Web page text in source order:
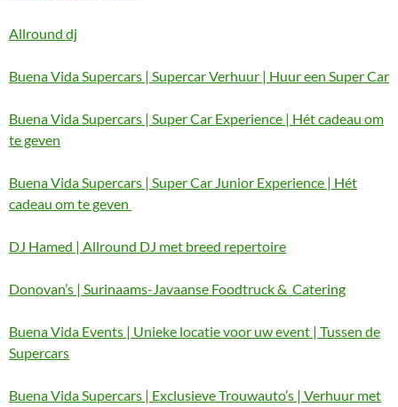
Allround dj
Buena Vida Supercars | Supercar Verhuur | Huur een Super Car
Buena Vida Supercars | Super Car Experience | Hét cadeau om
te geven
Buena Vida Supercars | Super Car Junior Experience | Hét
cadeau om te geven
DJ Hamed | Allround DJ met breed repertoire
Donovan’s | Surinaams-Javaanse Foodtruck & Catering
Buena Vida Events | Unieke locatie voor uw event | Tussen de
Supercars
Buena Vida Supercars | Exclusieve Trouwauto’s | Verhuur met